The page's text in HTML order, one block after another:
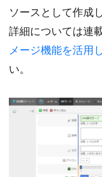
ソースとして作成
詳細については連
メージ機能を活用
い。